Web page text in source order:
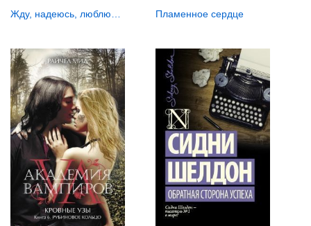
Жду, надеюсь, люблю… Пламенное сердце